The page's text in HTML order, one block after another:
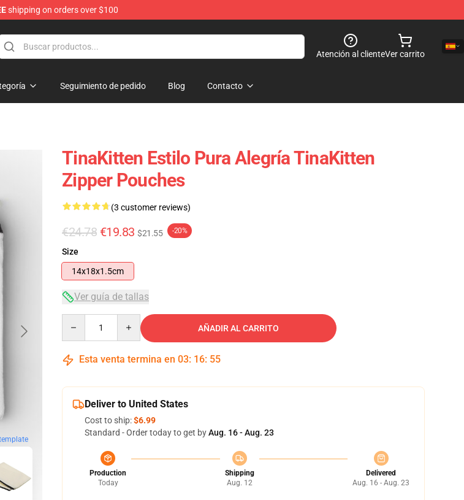
shipping on orders over $100
Atención al clienteVer carrito
Seguimiento de pedido Blog Contacto
TinaKitten Estilo Pura Alegría TinaKitten
Zipper Pouches
(3 customer reviews)
€24.78 €19.83 $21.55 -20%
Size
14x18x1.5cm
Ver guía de tallas
AÑADIR AL CARRITO
Esta venta termina en 03: 16: 55
Deliver to United States
Cost to ship:$6.99
Standard - Order today to get byAug. 16 - Aug. 23
Production
Today
Shipping
Aug. 12
Delivered
Aug. 16 - Aug. 23